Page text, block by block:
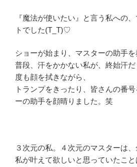
『魔法が使いたい』と言う私への
トでした(T_T)♡
ショーが始まり、マスターの助手を
普段、汗をかかない私が、終始汗
度も顔を拭きながら、
トランプをきったり、皆さんの番
ーの助手を顔晴りました。笑
３次元の私。４次元のマスターは、
私が叶えて欲しいと思っていたこ